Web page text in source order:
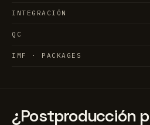
INTEGRACIÓN
QC
IMF · PACKAGES
¿Postproducción